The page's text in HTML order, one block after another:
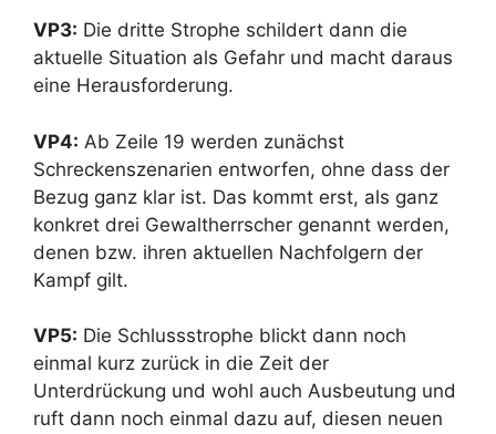
VP3: Die dritte Strophe schildert dann die
aktuelle Situation als Gefahr und macht daraus
eine Herausforderung.
VP4: Ab Zeile 19 werden zunächst
Schreckenszenarien entworfen, ohne dass der
Bezug ganz klar ist. Das kommt erst, als ganz
konkret drei Gewaltherrscher genannt werden,
denen bzw. ihren aktuellen Nachfolgern der
Kampf gilt.
VP5: Die Schlussstrophe blickt dann noch
einmal kurz zurück in die Zeit der
Unterdrückung und wohl auch Ausbeutung und
ruft dann noch einmal dazu auf, diesen neuen